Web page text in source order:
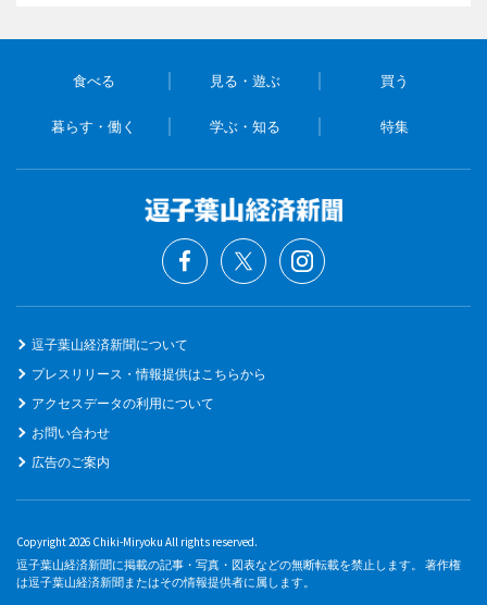
食べる 見る・遊ぶ 買う
暮らす・働く 学ぶ・知る 特集
逗子葉山経済新聞について
プレスリリース・情報提供はこちらから
アクセスデータの利用について
お問い合わせ
広告のご案内
Copyright 2026 Chiki-Miryoku All rights reserved.
逗子葉山経済新聞に掲載の記事・写真・図表などの無断転載を禁止します。 著作権
は逗子葉山経済新聞またはその情報提供者に属します。